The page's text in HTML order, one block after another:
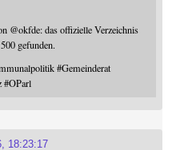
@okfde: das offizielle Verzeichnis
gefunden.
#Gemeinderat
#OParl
18:23:17